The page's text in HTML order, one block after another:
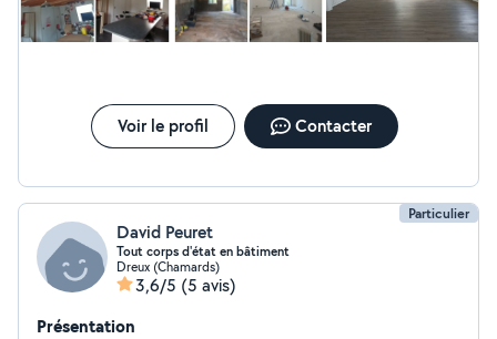
Voir le profil Contacter
Particulier
David Peuret
Tout corps d'état en bâtiment
Dreux (Chamards)
3,6/5 (5 avis)
Présentation